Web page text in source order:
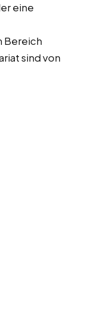
eine
Bereich
sind von